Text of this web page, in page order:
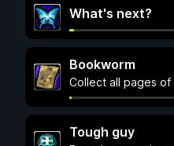
What's next?
Bookworm
Collect all pages
Tough guy